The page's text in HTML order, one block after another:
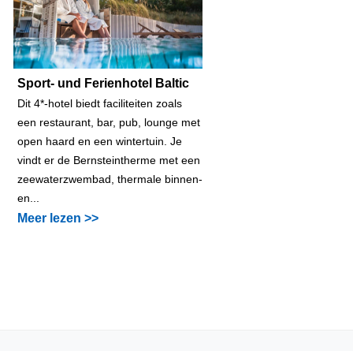
Sport- und Ferienhotel Baltic
Dit 4*-hotel biedt faciliteiten zoals
een restaurant, bar, pub, lounge met
open haard en een wintertuin. Je
vindt er de Bernsteintherme met een
zeewaterzwembad, thermale binnen-
en...
Meer lezen >>